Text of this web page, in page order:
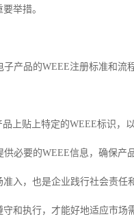
举措。
产品的WEEE注册标准和
上贴上特定的WEEE标识，
必要的WEEE信息，确保产
入，也是企业践行社会责
和执行，才能好地适应市场